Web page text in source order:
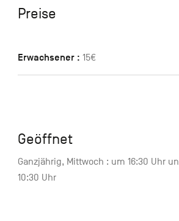
Preise
Erwachsener : 15€
Geöffnet
Ganzjährig, Mittwoch : um 16:30 Uhr
10:30 Uhr